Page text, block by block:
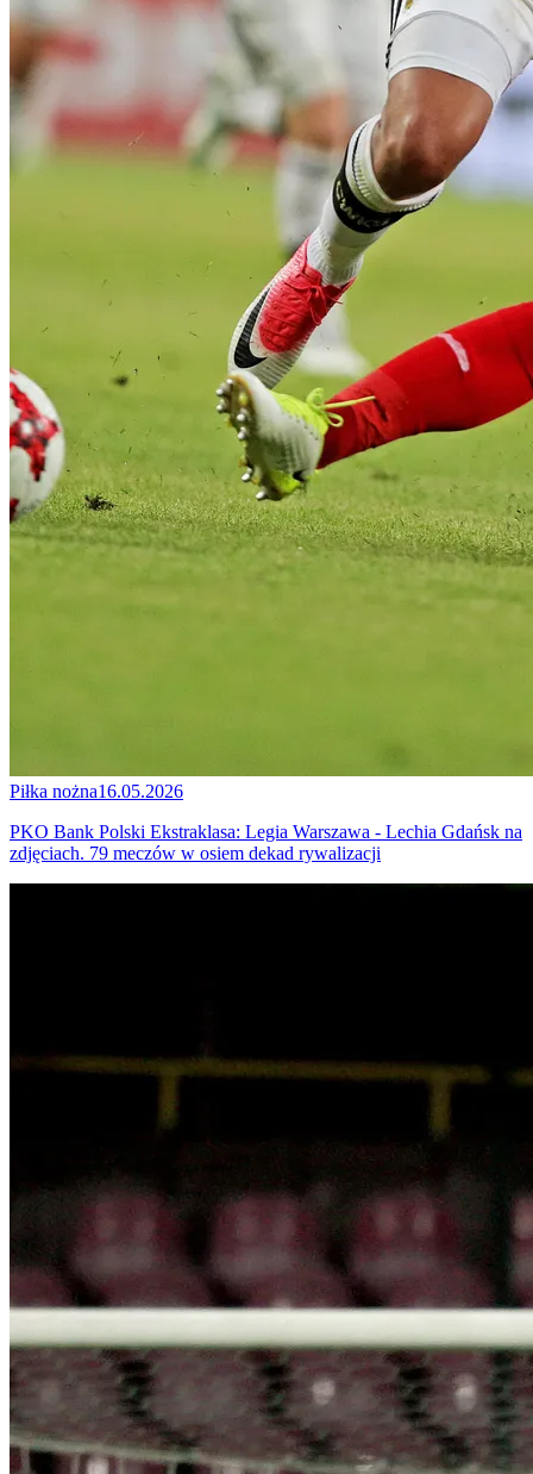
Piłka nożna16.05.2026
PKO Bank Polski Ekstraklasa: Legia Warszawa - Lechia Gdańsk na
zdjęciach. 79 meczów w osiem dekad rywalizacji